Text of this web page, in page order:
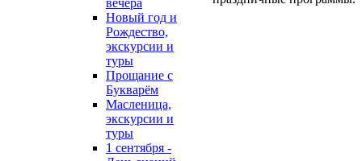
вечера
Новый год и
Рождество,
экскурсии и
туры
Прощание с
Букварём
Масленица,
экскурсии и
туры
1 сентября -